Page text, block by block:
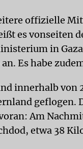
offizielle
es vonseiten
in
Es habe
innerhalb von
geflogen.
Am
etwa 38